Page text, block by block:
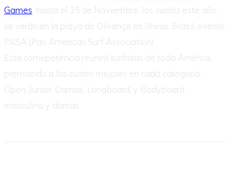
Games , hasta el 15 de Noviembre, los cuales este año
se verán en la playa de Olivença en Ilheus, Brasil, evento
PASA (Pan American Surf Association).
Esta comepetencia reunirá surfistas de todo América,
premiando a los cuatro mejores en cada categoría:
Open, Junior, Damas, Longboard, y Bodyboard
masculino y damas.